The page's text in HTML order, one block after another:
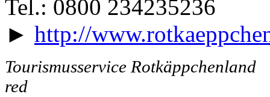
Tel.: 0800 234235236
► http://
Tourismusservice Rotkäppchenland
red